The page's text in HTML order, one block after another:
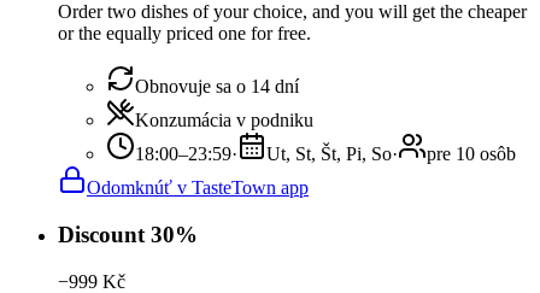
Order two dishes of your choice, and you will get the cheaper
or the equally priced one for free.
Obnovuje sa o 14 dní
Konzumácia v podniku
18:00–23:59· Ut, St, Št, Pi, So·
pre 10 osôb
Odomknúť v TasteTown app
Discount 30%
−999 Kč